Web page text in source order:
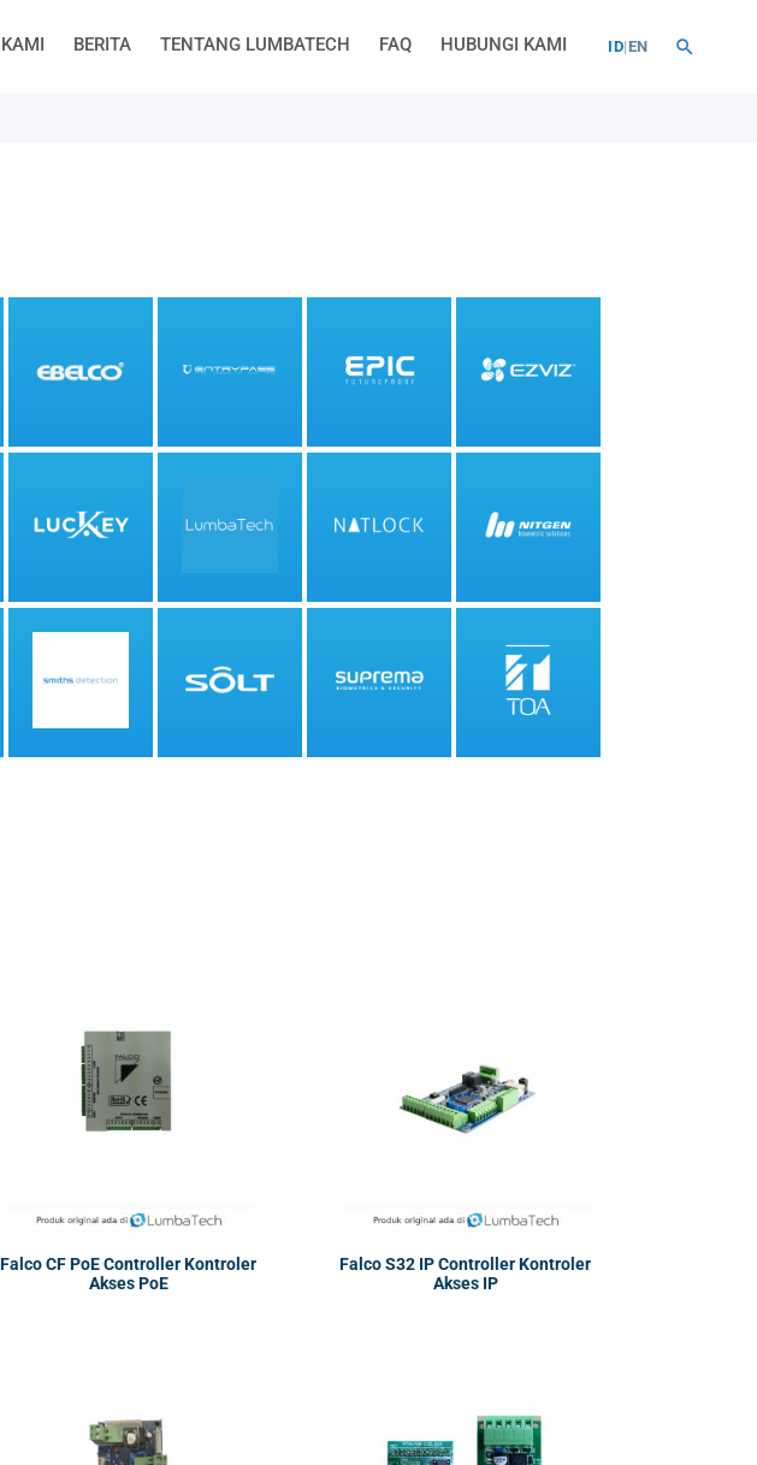
BERITA TENTANG LUMBATECH FAQ HUBUNGI KAMI ID|EN
Falco CF PoE Controller Kontroler
Akses PoE
Falco S32 IP Controller Kontroler
Akses IP